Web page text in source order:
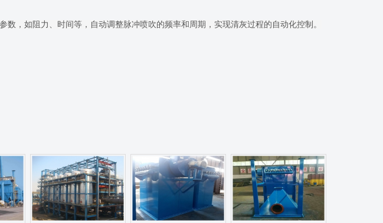
，如阻力、时间等，自动调整脉冲喷吹的频率和周期，实现清灰过程的自动化控制。